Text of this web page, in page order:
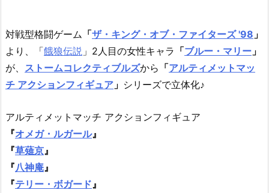
対戦型格闘ゲーム 「ザ・キング・オブ・ファイターズ '98 」
より、「餓狼伝説 」2人目の女性キャラ 「ブルー・マリー 」
が、 ストームコレクティブルズから 「アルティメットマッ
チ アクションフィギュア 」 シリーズで立体化♪
アルティメットマッチ アクションフィギュア
『オメガ・ルガール』
『草薙京 』
『八神庵 』
『テリー・ボガード 』